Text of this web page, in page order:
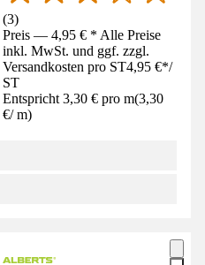
(3)
Preis — 4,95 € * Alle Preise
inkl. MwSt. und ggf. zzgl.
Versandkosten pro ST4,95 €*/
ST
Entspricht 3,30 € pro m(3,30
€/ m)